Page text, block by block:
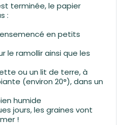
terminée, le papier
:
en petits
le ramollir ainsi que les
ou un lit de terre, à
(environ 20°), dans un
humide
jours, les graines vont
!